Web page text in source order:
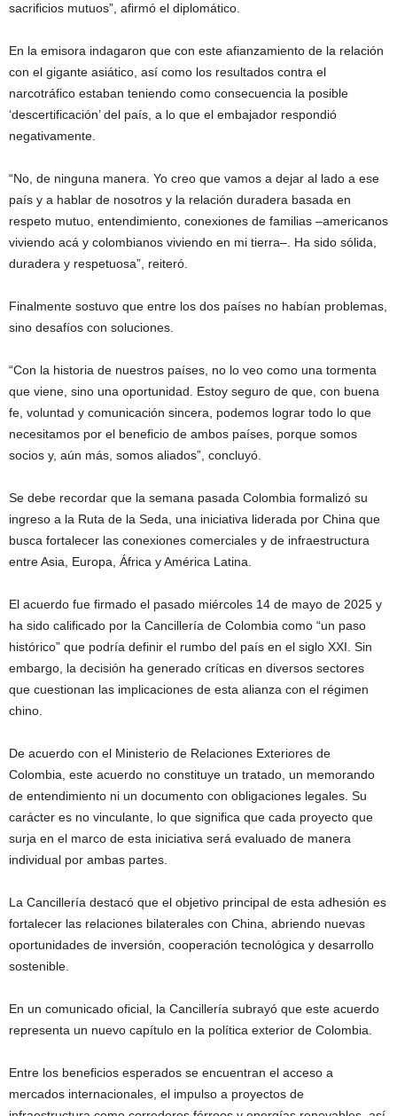
sacrificios mutuos”, afirmó el diplomático.
En la emisora indagaron que con este afianzamiento de la relación
con el gigante asiático, así como los resultados contra el
narcotráfico estaban teniendo como consecuencia la posible
‘descertificación’ del país, a lo que el embajador respondió
negativamente.
“No, de ninguna manera. Yo creo que vamos a dejar al lado a ese
país y a hablar de nosotros y la relación duradera basada en
respeto mutuo, entendimiento, conexiones de familias –americanos
viviendo acá y colombianos viviendo en mi tierra–. Ha sido sólida,
duradera y respetuosa”, reiteró.
Finalmente sostuvo que entre los dos países no habían problemas,
sino desafíos con soluciones.
“Con la historia de nuestros países, no lo veo como una tormenta
que viene, sino una oportunidad. Estoy seguro de que, con buena
fe, voluntad y comunicación sincera, podemos lograr todo lo que
necesitamos por el beneficio de ambos países, porque somos
socios y, aún más, somos aliados”, concluyó.
Se debe recordar que la semana pasada Colombia formalizó su
ingreso a la Ruta de la Seda, una iniciativa liderada por China que
busca fortalecer las conexiones comerciales y de infraestructura
entre Asia, Europa, África y América Latina.
El acuerdo fue firmado el pasado miércoles 14 de mayo de 2025 y
ha sido calificado por la Cancillería de Colombia como “un paso
histórico” que podría definir el rumbo del país en el siglo XXI. Sin
embargo, la decisión ha generado críticas en diversos sectores
que cuestionan las implicaciones de esta alianza con el régimen
chino.
De acuerdo con el Ministerio de Relaciones Exteriores de
Colombia, este acuerdo no constituye un tratado, un memorando
de entendimiento ni un documento con obligaciones legales. Su
carácter es no vinculante, lo que significa que cada proyecto que
surja en el marco de esta iniciativa será evaluado de manera
individual por ambas partes.
La Cancillería destacó que el objetivo principal de esta adhesión es
fortalecer las relaciones bilaterales con China, abriendo nuevas
oportunidades de inversión, cooperación tecnológica y desarrollo
sostenible.
En un comunicado oficial, la Cancillería subrayó que este acuerdo
representa un nuevo capítulo en la política exterior de Colombia.
Entre los beneficios esperados se encuentran el acceso a
mercados internacionales, el impulso a proyectos de